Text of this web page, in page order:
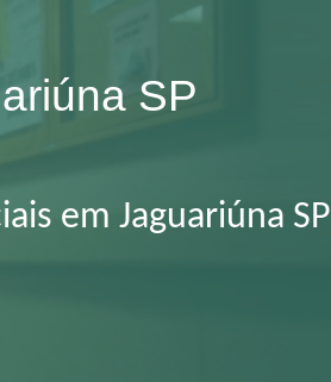
SP
em Jaguariúna SP